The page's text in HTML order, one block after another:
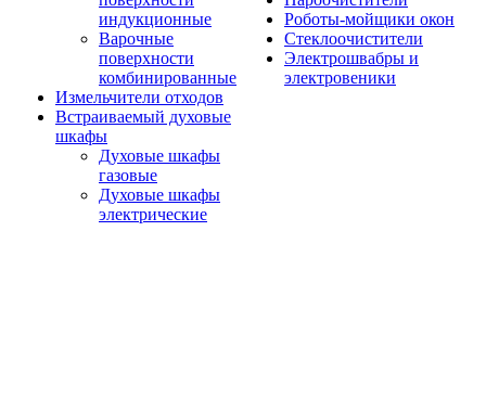
индукционные
Варочные
поверхности
комбинированные
Измельчители отходов
Встраиваемый духовые
шкафы
Духовые шкафы
газовые
Духовые шкафы
электрические
Роботы-мойщики окон
Стеклоочистители
Электрошвабры и
электровеники